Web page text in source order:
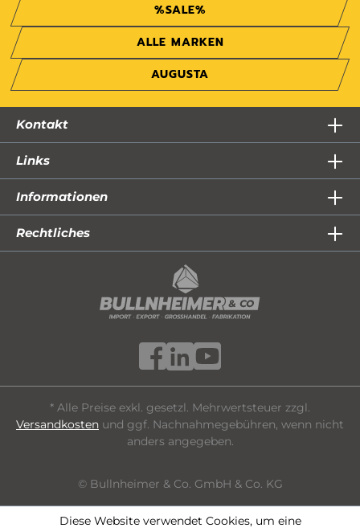
%SALE%
ALLE MARKEN
AUGUSTA
Kontakt
Links
Informationen
Rechtliches
* Alle Preise exkl. gesetzl. Mehrwertsteuer zzgl.
Versandkosten und ggf. Nachnahmegebühren, wenn nicht
anders angegeben.
© Bullnheimer & Co. GmbH & Co. KG
Diese Website verwendet Cookies, um eine